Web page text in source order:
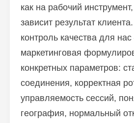
как на рабочий
зависит результат
контроль качества для
маркетинговая
конкретных параметров:
соединения, корректная
управляемость сессий,
география, нормальный